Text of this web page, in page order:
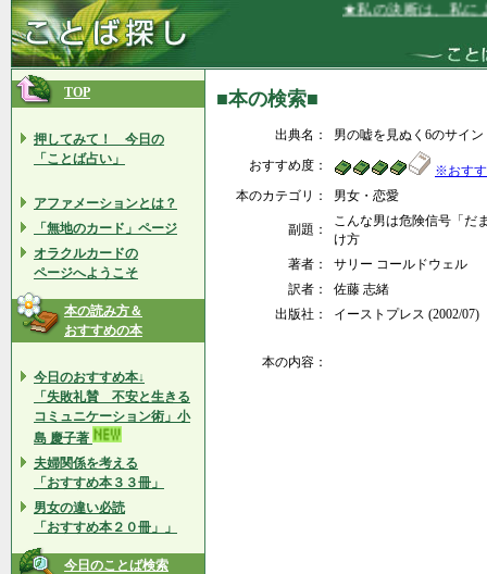
★私の決断は、私によ
TOP
押してみて！ 今日の
「ことば占い」
アファメーションとは？
「無地のカード」ページ
オラクルカードの
ページへようこそ
本の読み方＆
おすすめの本
今日のおすすめ本↓
「失敗礼賛 不安と生きる
コミュニケーション術」小
島 慶子著
夫婦関係を考える
「おすすめ本３３冊」
男女の違い必読
「おすすめ本２０冊」」
今日のことば検索
■本の検索■
出典名：
男の嘘を見ぬく6のサイン
おすすめ度：
※おす
本のカテゴリ：
男女・恋愛
副題：
こんな男は危険信号「だ
け方
著者：
サリー コールドウェル
訳者：
佐藤 志緒
出版社：
イーストプレス (2002/07)
本の内容：